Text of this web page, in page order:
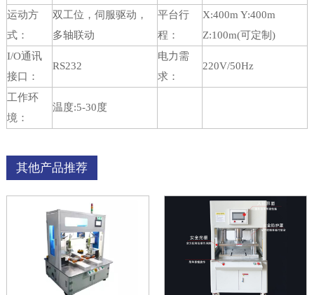
运动方
式：
双工位，伺服驱动，
多轴联动
平台行
程：
X:400m Y:400m
Z:100m(可定制)
I/O通讯
接口：
RS232
电力需
求：
220V/50Hz
工作环
境：
温度:5-30度
其他产品推荐